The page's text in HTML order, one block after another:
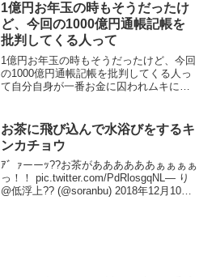
1億円お年玉の時もそうだったけ
ど、今回の1000億円通帳記帳を
批判してくる人って
1億円お年玉の時もそうだったけど、今回
の1000億円通帳記帳を批判してくる人っ
て自分自身が一番お金に囚われムキにな
けることが一番下品だということに気づ
いて欲しい。もっと...
お茶に飛び込んで水浴びをするキ
ンカチョウ
ｱ゛ｧーーｯ??お茶がああああああぁぁぁぁ
っ！！ pic.twitter.com/PdRlosgqNL— り
@低浮上?? (@soranbu) 2018年12月10日